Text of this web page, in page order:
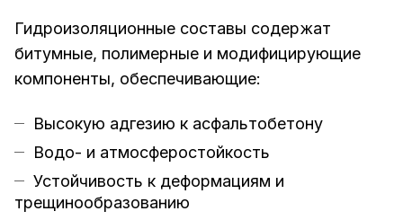
Гидроизоляционные составы содержат
битумные, полимерные и модифицирующие
компоненты, обеспечивающие:
Высокую адгезию к асфальтобетону
Водо- и атмосферостойкость
Устойчивость к деформациям и
трещинообразованию